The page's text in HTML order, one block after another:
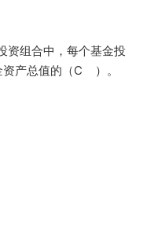
资组合中，每个基金投
产总值的（C ）。